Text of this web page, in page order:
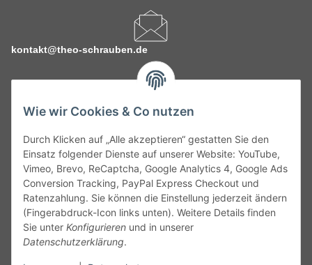
Wie wir Cookies & Co nutzen
Durch Klicken auf „Alle akzeptieren“ gestatten Sie den
Einsatz folgender Dienste auf unserer Website: YouTube,
Vimeo, Brevo, ReCaptcha, Google Analytics 4, Google Ads
Conversion Tracking, PayPal Express Checkout und
Ratenzahlung. Sie können die Einstellung jederzeit ändern
(Fingerabdruck-Icon links unten). Weitere Details finden
Sie unter Konfigurieren und in unserer
Datenschutzerklärung.
kontakt@theo-schrauben.de
Service
Gesetzliche Informationen
Alle technischen Angaben ohne Gewähr. Irrtümer und fehlerhafte
Angaben vorbehalten. Wenn Sie Datenblätter oder spezielle